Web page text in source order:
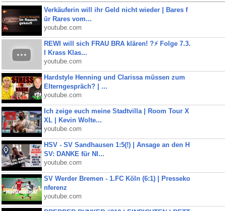
Verkäuferin will ihr Geld nicht wieder | Bares f
ür Rares vom...
youtube.com
REWI will sich FRAU BRA klären! ?⚡️ Folge 7.3.
I Krass Klas...
youtube.com
Hardstyle Henning und Clarissa müssen zum
Elterngespräch? | ...
youtube.com
Ich zeige euch meine Stadtvilla | Room Tour X
XL | Kevin Wolte...
youtube.com
HSV - SV Sandhausen 1:5(!) | Ansage an den H
SV: DANKE für NI...
youtube.com
SV Werder Bremen - 1.FC Köln (6:1) | Presseko
nferenz
youtube.com